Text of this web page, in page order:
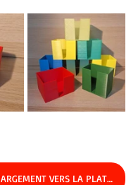
LIEN DE TELECHARGEMENT VERS LA PLATEFORME